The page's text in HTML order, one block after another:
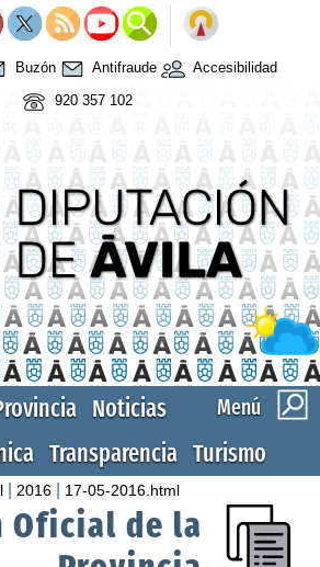
Buzón Antifraude
Accesibilidad
920 357 102
Menú
Noticias
Transparencia Turismo
2016 17-05-2016.html
Oficial de la